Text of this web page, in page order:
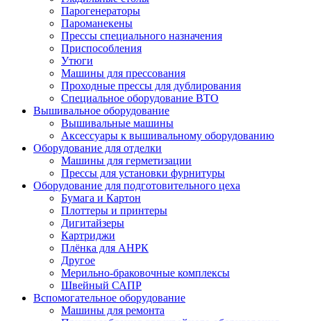
Парогенераторы
Пароманекены
Прессы специального назначения
Приспособления
Утюги
Машины для прессования
Проходные прессы для дублирования
Специальное оборудование ВТО
Вышивальное оборудование
Вышивальные машины
Аксессуары к вышивальному оборудованию
Оборудование для отделки
Машины для герметизации
Прессы для установки фурнитуры
Оборудование для подготовительного цеха
Бумага и Картон
Плоттеры и принтеры
Дигитайзеры
Картриджи
Плёнка для АНРК
Другое
Мерильно-браковочные комплексы
Швейный САПР
Вспомогательное оборудование
Машины для ремонта